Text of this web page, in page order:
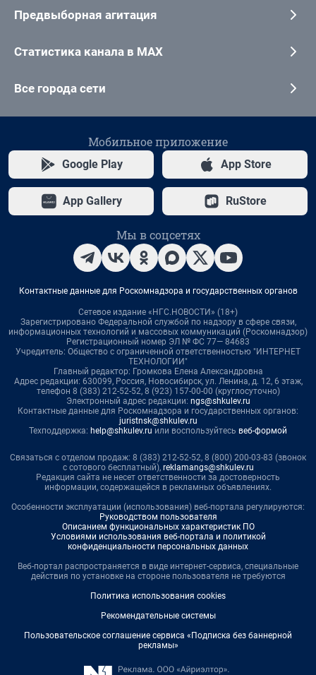
Предвыборная агитация
Статистика канала в MAX
Все города сети
Мобильное приложение
Google Play App Store
App Gallery RuStore
Мы в соцсетях
Контактные данные для Роскомнадзора и государственных органов
Сетевое издание «НГС.НОВОСТИ» (18+)
Зарегистрировано Федеральной службой по надзору в сфере связи,
информационных технологий и массовых коммуникаций (Роскомнадзор)
Регистрационный номер ЭЛ № ФС 77— 84683
Учредитель: Общество с ограниченной ответственностью "ИНТЕРНЕТ
ТЕХНОЛОГИИ"
Главный редактор: Громкова Елена Александровна
Адрес редакции: 630099, Россия, Новосибирск, ул. Ленина, д. 12, 6 этаж,
телефон 8 (383) 212-52-52, 8 (923) 157-00-00 (круглосуточно)
Электронный адрес редакции: ngs@shkulev.ru
Контактные данные для Роскомнадзора и государственных органов:
juristnsk@shkulev.ru
Техподдержка: help@shkulev.ru или воспользуйтесь веб-формой
Связаться с отделом продаж: 8 (383) 212-52-52, 8 (800) 200-03-83 (звонок
с сотового бесплатный), reklamangs@shkulev.ru
Редакция сайта не несет ответственности за достоверность
информации, содержащейся в рекламных объявлениях.
Особенности эксплуатации (использования) веб-портала регулируются:
Руководством пользователя
Описанием функциональных характеристик ПО
Условиями использования веб-портала и политикой
конфиденциальности персональных данных
Веб-портал распространяется в виде интернет-сервиса, специальные
действия по установке на стороне пользователя не требуются
Политика использования cookies
Рекомендательные системы
Пользовательское соглашение сервиса «Подписка без баннерной
рекламы»